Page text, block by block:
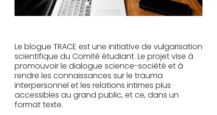
Le blogue TRACE est une initiative de vulgarisation
scientifique du Comité étudiant. Le projet vise à
promouvoir le dialogue science-société et à
rendre les connaissances sur le trauma
interpersonnel et les relations intimes plus
accessibles au grand public, et ce, dans un
format texte.